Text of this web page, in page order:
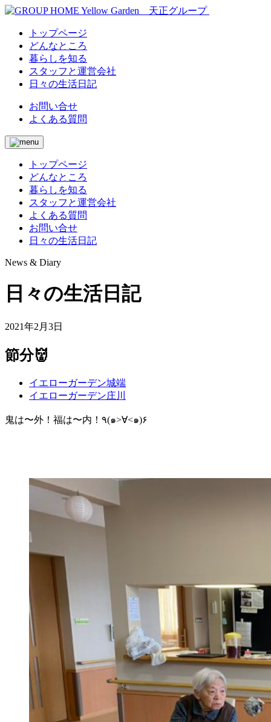
トップページ
どんなところ
暮らしを知る
スタッフと運営会社
日々の生活日記
お問い合せ
よくある質問
トップページ
どんなところ
暮らしを知る
スタッフと運営会社
よくある質問
お問い合せ
日々の生活日記
News & Diary
日々の生活日記
2021年2月3日
節分👹
イエローガーデン城端
イエローガーデン庄川
鬼は〜外！福は〜内！٩(๑>∀<๑)۶